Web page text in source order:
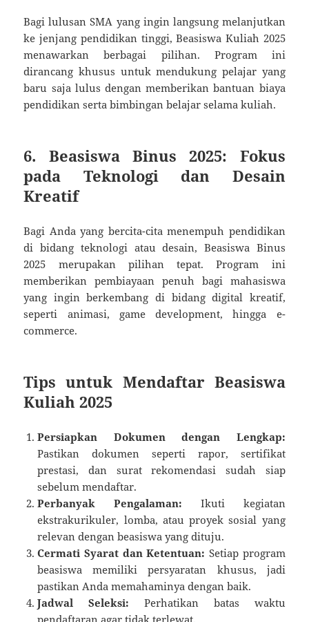
Bagi lulusan SMA yang ingin langsung melanjutkan
ke jenjang pendidikan tinggi, Beasiswa Kuliah 2025
menawarkan berbagai pilihan. Program ini
dirancang khusus untuk mendukung pelajar yang
baru saja lulus dengan memberikan bantuan biaya
pendidikan serta bimbingan belajar selama kuliah.
6. Beasiswa Binus 2025: Fokus
pada Teknologi dan Desain
Kreatif
Bagi Anda yang bercita-cita menempuh pendidikan
di bidang teknologi atau desain, Beasiswa Binus
2025 merupakan pilihan tepat. Program ini
memberikan pembiayaan penuh bagi mahasiswa
yang ingin berkembang di bidang digital kreatif,
seperti animasi, game development, hingga e-
commerce.
Tips untuk Mendaftar Beasiswa
Kuliah 2025
Persiapkan Dokumen dengan Lengkap:
Pastikan dokumen seperti rapor, sertifikat
prestasi, dan surat rekomendasi sudah siap
sebelum mendaftar.
Perbanyak Pengalaman: Ikuti kegiatan
ekstrakurikuler, lomba, atau proyek sosial yang
relevan dengan beasiswa yang dituju.
Cermati Syarat dan Ketentuan: Setiap program
beasiswa memiliki persyaratan khusus, jadi
pastikan Anda memahaminya dengan baik.
Jadwal Seleksi: Perhatikan batas waktu